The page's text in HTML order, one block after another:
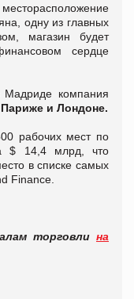
одну из главных
магазин будет
сердце
Мадриде компания
Париже и Лондоне.
рабочих мест по
$ 14,4 млрд, что
в списке самых
Finance.
торговли на